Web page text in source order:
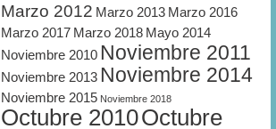
Marzo 2012 Marzo 2013 Marzo 2016
Marzo 2017 Marzo 2018 Mayo 2014
Noviembre 2010 Noviembre 2011
Noviembre 2013 Noviembre 2014
Noviembre 2015 Noviembre 2018
Octubre 2010Octubre